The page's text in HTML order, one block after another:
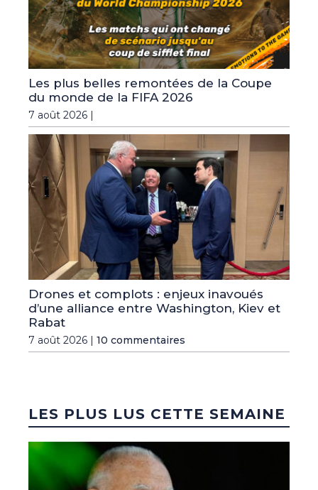
Les plus belles remontées de la Coupe
du monde de la FIFA 2026
7 août 2026 |
Drones et complots : enjeux inavoués
d’une alliance entre Washington, Kiev et
Rabat
7 août 2026 | 10 commentaires
LES PLUS LUS CETTE SEMAINE